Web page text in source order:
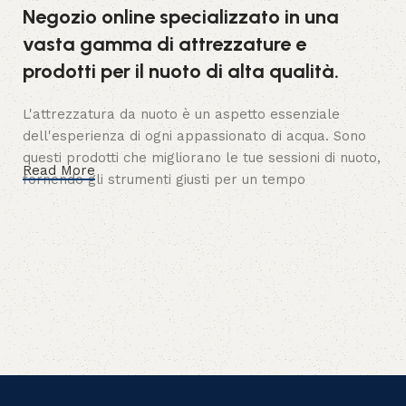
Negozio online specializzato in una
vasta gamma di attrezzature e
prodotti per il nuoto di alta qualità.
L'attrezzatura da nuoto è un aspetto essenziale
dell'esperienza di ogni appassionato di acqua. Sono
questi prodotti che migliorano le tue sessioni di nuoto,
fornendo gli strumenti giusti per un tempo
soddisfacente e piacevole in acqua. Con una
crescente preferenza per lo shopping online, i nostri
clienti possono ora sfogliare comodamente il nostro
ampio catalogo di attrezzature da nuoto dal comfort
delle proprie case.
Attrezzatura da nuoto realizzata con
precisione ed esperienza.
Read More